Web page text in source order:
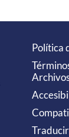
Política